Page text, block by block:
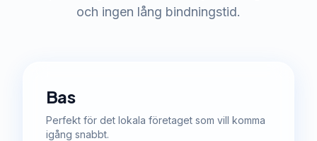
och ingen lång bindningstid.
Bas
Perfekt för det lokala företaget som vill komma
igång snabbt.